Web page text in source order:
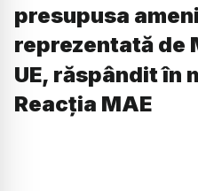
presupusa
reprezentată de
UE, răspândit în
Reacția MAE